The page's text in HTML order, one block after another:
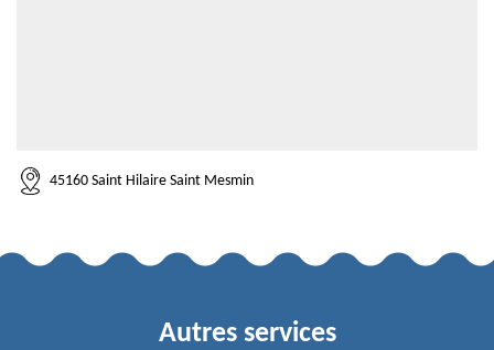
45160 Saint Hilaire Saint Mesmin
Autres services